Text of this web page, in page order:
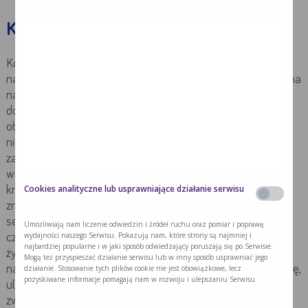
Konsekwencje niedożywienia
Konsekwencje niedożywienia mogą być poważne, dlatego
najważniejsza jest profilaktyka. Warto zapamiętać, że nie ma
narządu i układu w organizmie człowieka, który nie zostałby
dotknięty zaburzeniami w czasie trwania niedożywienia. Do
objawów zaliczamy widoczną na pierwszy rzut oka
niedowagę, wyniszczenie, zanik mięśni i tkanki podskórnej,
zapadnięte oczy, bladość skóry, przerzedzone owłosienie,
wiotkość skóry. Skutkami niedożywienia ze strony układu
krążenia jest zmniejszenie masy mięśnia sercowego,
zmniejszenie objętości wyrzutowej serca, zaburzenia rytmu
serca, a w przypadku układu oddechowego mamy do
czynienia ze zmniejszeniem pojemności oddechowej i
życiowej, częstszymi infekcjami. Zniszczeniu ulegają też
narządy wewnętrzne: wątroba może zmniejszyć swoją masę,
ulec stłuszczeniu, zanika szpik kostny, nerki ulegają
zwapnieniu, obniża się libido, kobiety przestają
Cookies analityczne lub usprawniające działanie serwisu
Umożliwiają nam liczenie odwiedzin i źródeł ruchu oraz pomiar i poprawę
wydajności naszego Serwisu. Pokazują nam, które strony są najmniej i
najbardziej popularne i w jaki sposób odwiedzający poruszają się po Serwisie.
Mogą też przyspieszać działanie serwisu lub w inny sposób usprawniać jego
działanie. Stosowanie tych plików cookie nie jest obowiązkowe, lecz
pozyskiwane informacje pomagają nam w rozwoju i ulepszaniu Serwisu.